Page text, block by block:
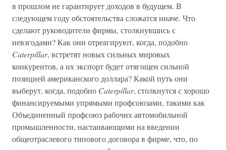
в прошлом не гарантирует доходов в будущем. В
следующем году обстоятельства сложатся иначе. Что
сделают руководители фирмы, столкнувшись с
невзгодами? Как они отреагируют, когда, подобно
Caterpillar, встретят новых сильных мировых
конкурентов, а их экспорт будет отягощен сильной
позицией американского доллара? Какой путь они
выберут, когда, подобно Caterpillar, столкнутся с хорошо
финансируемыми упрямыми профсоюзами, такими как
Объединенный профсоюз рабочих автомобильной
промышленности, настаивающими на введении
общеотраслевого типового договора в фирме, что, по